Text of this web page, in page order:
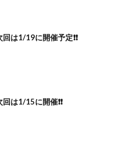
回は1/19に開催予定❗️❗️
は1/15に開催❗️❗️